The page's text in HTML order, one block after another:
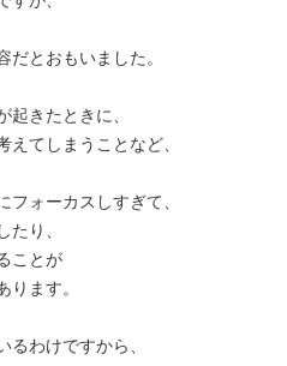
とおもいました。
きたときに、
てしまうことなど、
ォーカスしすぎて、
り、
ことが
ます。
わけですから、